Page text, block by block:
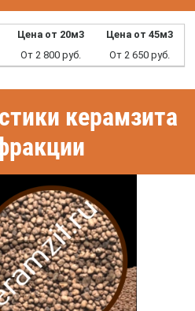
Цена от 20м3
Цена от 45м3
От 2 800 руб. От 2 650 руб.
керамзита